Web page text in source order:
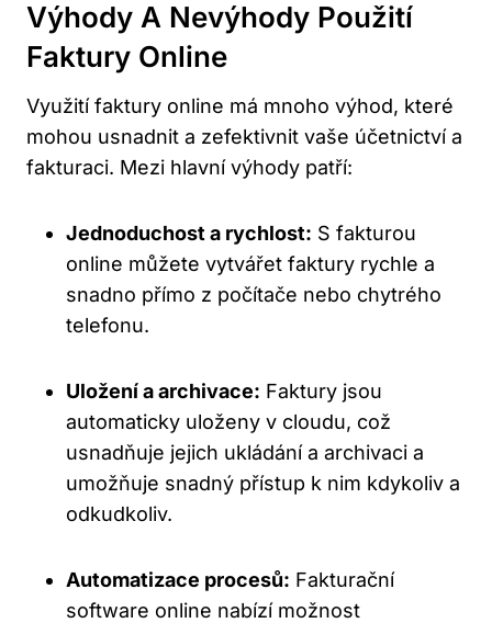
Výhody A Nevýhody Použití
Faktury Online
Využití faktury online má mnoho výhod, které
mohou usnadnit a zefektivnit vaše účetnictví a
fakturaci. Mezi hlavní výhody patří:
Jednoduchost a rychlost: S fakturou
online můžete vytvářet faktury rychle a
snadno přímo z počítače nebo chytrého
telefonu.
Uložení a archivace: Faktury jsou
automaticky uloženy v cloudu, což
usnadňuje jejich ukládání a archivaci a
umožňuje snadný přístup k nim kdykoliv a
odkudkoliv.
Automatizace procesů: Fakturační
software online nabízí možnost